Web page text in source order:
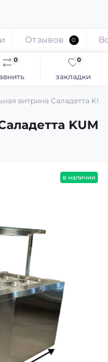
0
закладки
0
витрина Саладетта KUM
KUM
Отзывов 0
в наличии